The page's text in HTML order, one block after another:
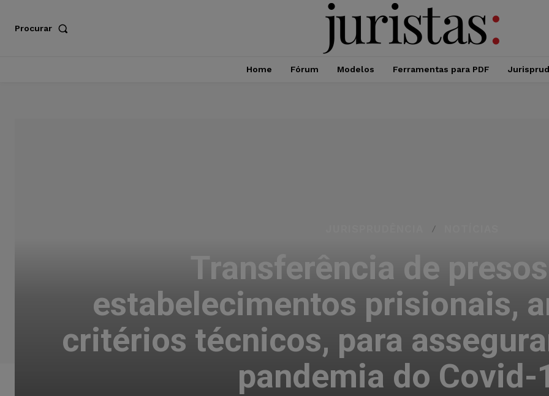
Procurar
Home Fórum Modelos Ferramentas para PDF
Transferência de
estabelecimentos prisionais,
critérios técnicos, para
pandemia do Covid-